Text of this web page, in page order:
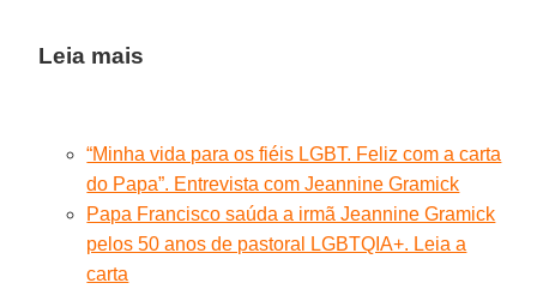
Leia mais
“Minha vida para os fiéis LGBT. Feliz com a carta
do Papa”. Entrevista com Jeannine Gramick
Papa Francisco saúda a irmã Jeannine Gramick
pelos 50 anos de pastoral LGBTQIA+. Leia a
carta